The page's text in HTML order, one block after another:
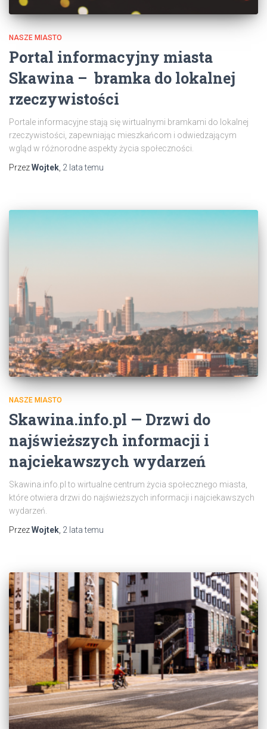
NASZE MIASTO
Portal informacyjny miasta
Skawina – bramka do lokalnej
rzeczywistości
Portale informacyjne stają się wirtualnymi bramkami do lokalnej
rzeczywistości, zapewniając mieszkańcom i odwiedzającym
wgląd w różnorodne aspekty życia społeczności.
PrzezWojtek 2 latatemu
NASZE MIASTO
Skawina.info.pl — Drzwi do
najświeższych informacji i
najciekawszych wydarzeń
Skawina.info.pl to wirtualne centrum życia społecznego miasta,
które otwiera drzwi do najświeższych informacji i najciekawszych
wydarzeń.
PrzezWojtek 2 latatemu